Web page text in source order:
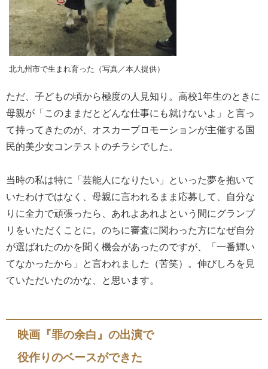
北九州市で生まれ育った（写真／本人提供）
ただ、子どもの頃から極度の人見知り。高校1年生のときに
母親が「このままだとどんな仕事にも就けないよ」と言っ
て持ってきたのが、オスカープロモーションが主催する国
民的美少女コンテストのチラシでした。
当時の私は特に「芸能人になりたい」といった夢を抱いて
いたわけではなく、母親に言われるまま応募して、自分な
りに全力で頑張ったら、あれよあれよという間にグランプ
リをいただくことに。のちに審査に関わった方になぜ自分
が選ばれたのかを聞く機会があったのですが、「一番輝い
てなかったから」と言われました（苦笑）。伸びしろを見
ていただいたのかな、と思います。
映画『罪の余白』の出演で
役作りのベースができた